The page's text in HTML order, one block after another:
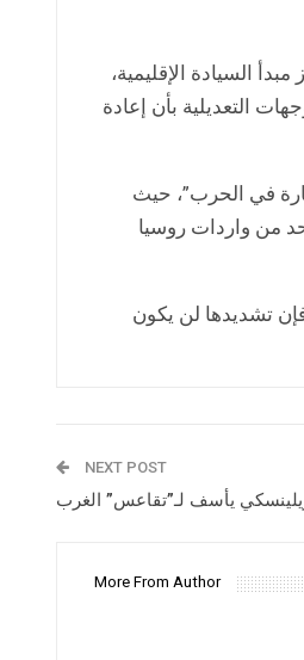
السيادة الإقليمية،
التعديلية بأن إعادة
في الحرب”، حيث
من واردات روسيا
تشديدها لن يكون
NEXT POST
يأسف لـ”تقاعس” الغرب
More From Author